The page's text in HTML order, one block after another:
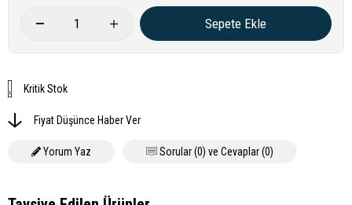
Kritik Stok
Fiyat Düşünce Haber Ver
Yorum Yaz Sorular (0) ve Cevaplar (0)